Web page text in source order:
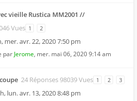
vieille Rustica MM2001 //
Vues 1 2
, mer. avr. 22, 2020 7:50 pm
par Jerome, mer. mai 06, 2020 9:14 am
24 Réponses 98039 Vues 1 2 3
, lun. avr. 13, 2020 8:48 pm